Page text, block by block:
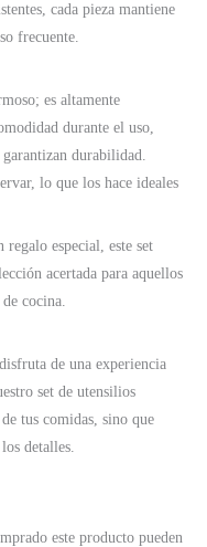
cada pieza mantiene
frecuente.
es altamente
durante el uso,
durabilidad.
lo que los hace ideales
especial, este set
acertada para aquellos
cocina.
de una experiencia
set de utensilios
tus comidas, sino que
detalles.
este producto pueden